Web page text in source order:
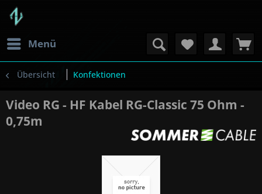
Menü
Übersicht Konfektionen
Video RG - HF Kabel RG-Classic 75 Ohm -
0,75m